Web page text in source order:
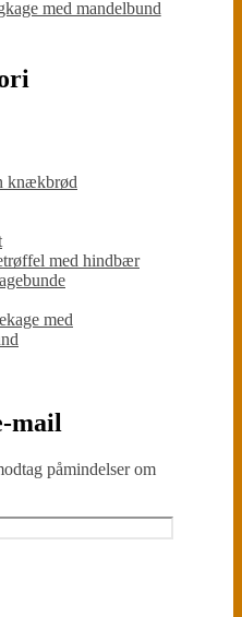
med mandelbund
knækbrød
med hindbær
med
mail
påmindelser om